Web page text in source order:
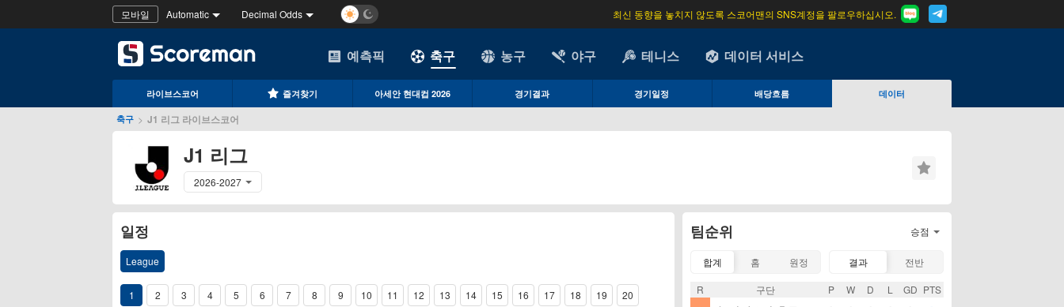
모바일 Automatic Decimal Odds 최신 동향을 놓치지 않도록 스코어맨의 SNS계정을 팔로우하십시오.
예측픽 축구 농구 야구 테니스 데이터 서비스
라이브스코어 즐겨찾기 아세안 현대컵 2026 경기결과 경기일정 배당흐름 데이터
축구 > J1 리그 라이브스코어
J1 리그
2026-2027
일정
League
1 2 3 4 5 6 7 8 9 10 11 12 13 14 15 16 17 18 19
20
팀순위 승점
합계 홈 원정 결과 전반
R 구단 P W D L GD PTS